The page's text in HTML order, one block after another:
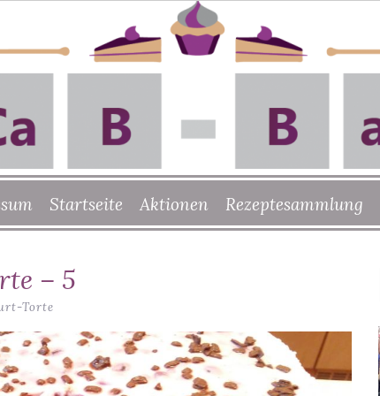
Startseite Aktionen Rezeptesammlung
– 5
Torte